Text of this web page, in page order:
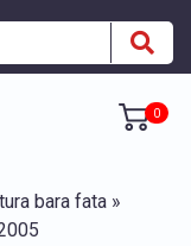
0
bara fata »